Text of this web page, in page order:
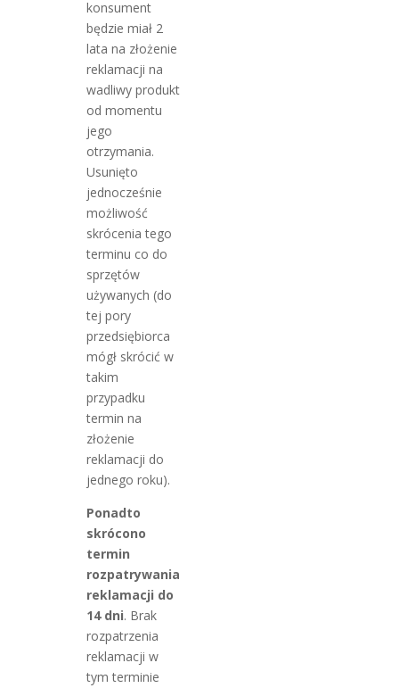
konsument
będzie miał 2
lata na złożenie
reklamacji na
wadliwy produkt
od momentu
jego
otrzymania.
Usunięto
jednocześnie
możliwość
skrócenia tego
terminu co do
sprzętów
używanych (do
tej pory
przedsiębiorca
mógł skrócić w
takim
przypadku
termin na
złożenie
reklamacji do
jednego roku).
Ponadto
skrócono
termin
rozpatrywania
reklamacji do
14 dni. Brak
rozpatrzenia
reklamacji w
tym terminie